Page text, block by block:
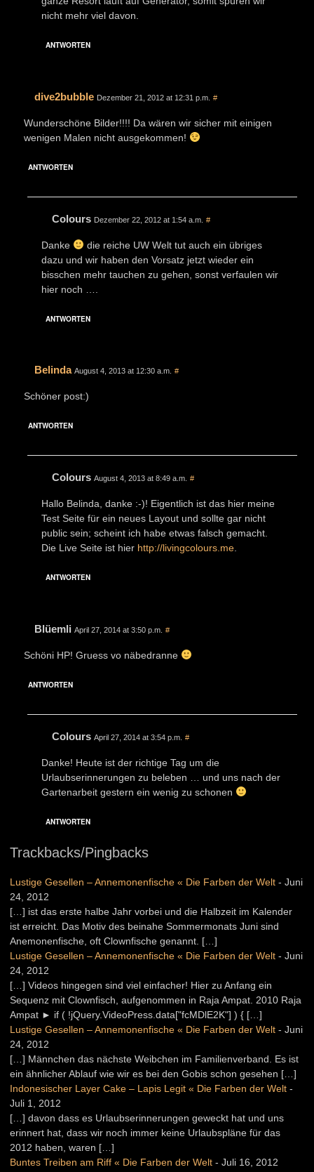
nicht mehr viel davon.
ANTWORTEN
dive2bubble Dezember 21, 2012 at 12:31 p.m. #
Wunderschöne Bilder!!!! Da wären wir sicher mit einigen
wenigen Malen nicht ausgekommen!
ANTWORTEN
Colours Dezember 22, 2012 at 1:54 a.m. #
Danke
die reiche UW Welt tut auch ein übriges
dazu und wir haben den Vorsatz jetzt wieder ein
bisschen mehr tauchen zu gehen, sonst verfaulen wir
hier noch ….
ANTWORTEN
Belinda August 4, 2013 at 12:30 a.m. #
Schöner post:)
ANTWORTEN
Colours August 4, 2013 at 8:49 a.m. #
Hallo Belinda, danke :-)! Eigentlich ist das hier meine
Test Seite für ein neues Layout und sollte gar nicht
public sein; scheint ich habe etwas falsch gemacht.
Die Live Seite ist hier http://livingcolours.me
ANTWORTEN
Blüemli April 27, 2014 at 3:50 p.m. #
Schöni HP! Gruess vo näbedranne
ANTWORTEN
Colours April 27, 2014 at 3:54 p.m. #
Danke! Heute ist der richtige Tag um die
Urlaubserinnerungen zu beleben … und uns nach der
Gartenarbeit gestern ein wenig zu schonen
ANTWORTEN
Trackbacks/Pingbacks
Lustige Gesellen – Annemonenfische « Die Farben der Welt - Juni
24, 2012
[…] ist das erste halbe Jahr vorbei und die Halbzeit im Kalender
ist erreicht. Das Motiv des beinahe Sommermonats Juni sind
Anemonenfische, oft Clownfische genannt. […]
Lustige Gesellen – Annemonenfische « Die Farben der Welt - Juni
24, 2012
[…] Videos hingegen sind viel einfacher! Hier zu Anfang ein
Sequenz mit Clownfisch, aufgenommen in Raja Ampat. 2010 Raja
Ampat ► if ( !jQuery.VideoPress.data["fcMDlE2K"] ) { […]
Lustige Gesellen – Annemonenfische « Die Farben der Welt - Juni
24, 2012
[…] Männchen das nächste Weibchen im Familienverband. Es ist
ein ähnlicher Ablauf wie wir es bei den Gobis schon gesehen […]
Indonesischer Layer Cake – Lapis Legit « Die Farben der Welt -
Juli 1, 2012
[…] davon dass es Urlaubserinnerungen geweckt hat und uns
erinnert hat, dass wir noch immer keine Urlaubspläne für das
2012 haben, waren […]
Buntes Treiben am Riff « Die Farben der Welt - Juli 16, 2012